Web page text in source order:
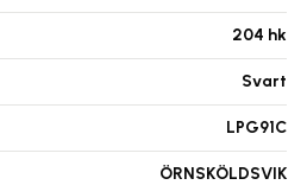
204 hk
Svart
LPG91C
ÖRNSKÖLDSVIK